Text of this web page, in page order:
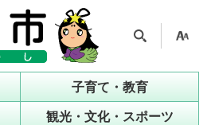
ル
子育て・教育
観光・文化・スポーツ